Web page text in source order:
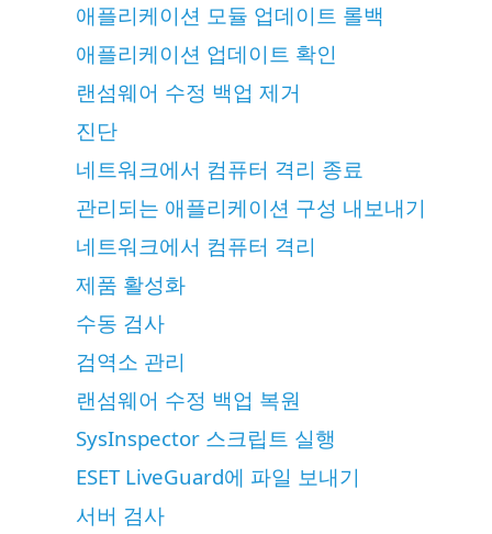
애플리케이션 모듈 업데이트 롤백
애플리케이션 업데이트 확인
랜섬웨어 수정 백업 제거
진단
네트워크에서 컴퓨터 격리 종료
관리되는 애플리케이션 구성 내보내기
네트워크에서 컴퓨터 격리
제품 활성화
수동 검사
검역소 관리
랜섬웨어 수정 백업 복원
SysInspector 스크립트 실행
ESET LiveGuard에 파일 보내기
서버 검사